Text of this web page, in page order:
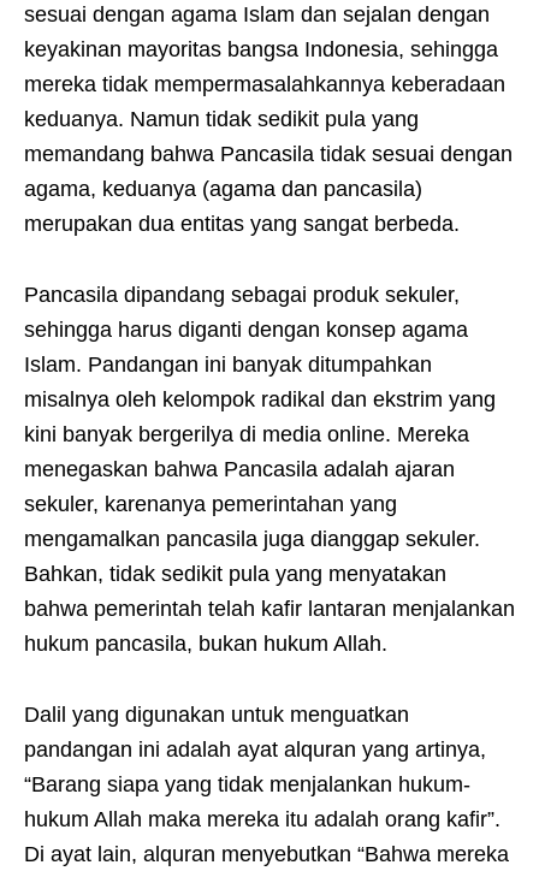
sesuai dengan agama Islam dan sejalan dengan
keyakinan mayoritas bangsa Indonesia, sehingga
mereka tidak mempermasalahkannya keberadaan
keduanya. Namun tidak sedikit pula yang
memandang bahwa Pancasila tidak sesuai dengan
agama, keduanya (agama dan pancasila)
merupakan dua entitas yang sangat berbeda.
Pancasila dipandang sebagai produk sekuler,
sehingga harus diganti dengan konsep agama
Islam. Pandangan ini banyak ditumpahkan
misalnya oleh kelompok radikal dan ekstrim yang
kini banyak bergerilya di media online. Mereka
menegaskan bahwa Pancasila adalah ajaran
sekuler, karenanya pemerintahan yang
mengamalkan pancasila juga dianggap sekuler.
Bahkan, tidak sedikit pula yang menyatakan
bahwa pemerintah telah kafir lantaran menjalankan
hukum pancasila, bukan hukum Allah.
Dalil yang digunakan untuk menguatkan
pandangan ini adalah ayat alquran yang artinya,
“Barang siapa yang tidak menjalankan hukum-
hukum Allah maka mereka itu adalah orang kafir”.
Di ayat lain, alquran menyebutkan “Bahwa mereka